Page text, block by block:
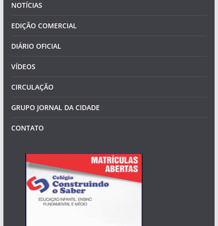
NOTÍCIAS
EDIÇÃO COMERCIAL
DIÁRIO OFICIAL
VÍDEOS
CIRCULAÇÃO
GRUPO JORNAL DA CIDADE
CONTATO